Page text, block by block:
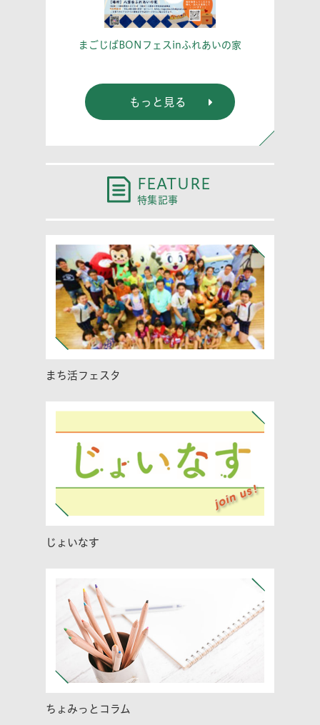
まごじばBONフェスinふれあいの家
もっと見る
FEATURE
特集記事
まち活フェスタ
じょいなす
ちょみっとコラム